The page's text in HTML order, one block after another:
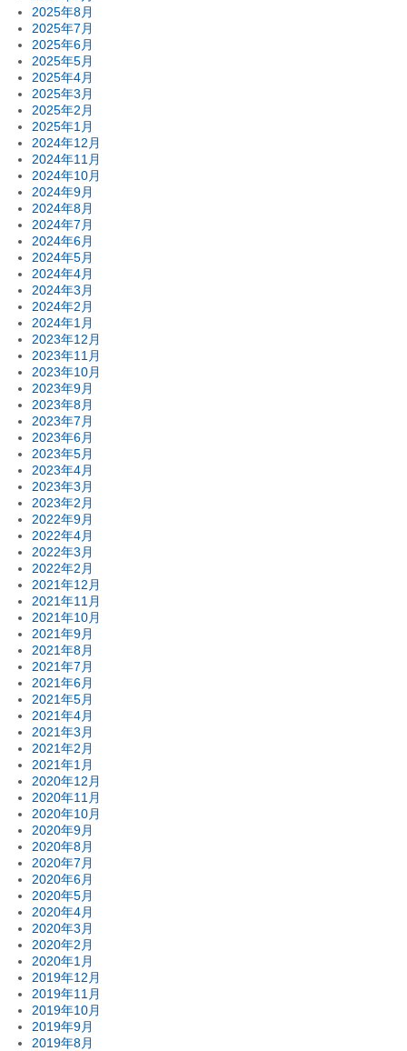
2025年8月
2025年7月
2025年6月
2025年5月
2025年4月
2025年3月
2025年2月
2025年1月
2024年12月
2024年11月
2024年10月
2024年9月
2024年8月
2024年7月
2024年6月
2024年5月
2024年4月
2024年3月
2024年2月
2024年1月
2023年12月
2023年11月
2023年10月
2023年9月
2023年8月
2023年7月
2023年6月
2023年5月
2023年4月
2023年3月
2023年2月
2022年9月
2022年4月
2022年3月
2022年2月
2021年12月
2021年11月
2021年10月
2021年9月
2021年8月
2021年7月
2021年6月
2021年5月
2021年4月
2021年3月
2021年2月
2021年1月
2020年12月
2020年11月
2020年10月
2020年9月
2020年8月
2020年7月
2020年6月
2020年5月
2020年4月
2020年3月
2020年2月
2020年1月
2019年12月
2019年11月
2019年10月
2019年9月
2019年8月